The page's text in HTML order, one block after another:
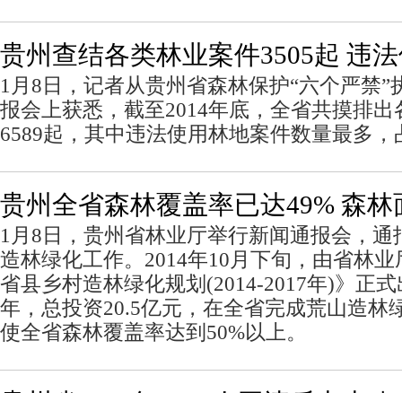
贵州查结各类林业案件3505起 违
1月8日，记者从贵州省森林保护“六个严禁”
报会上获悉，截至2014年底，全省共摸排
6589起，其中违法使用林地案件数量最多
贵州全省森林覆盖率已达49% 森林
1月8日，贵州省林业厅举行新闻通报会，通
造林绿化工作。2014年10月下旬，由省林
省县乡村造林绿化规划(2014-2017年)》正
年，总投资20.5亿元，在全省完成荒山造林
使全省森林覆盖率达到50%以上。